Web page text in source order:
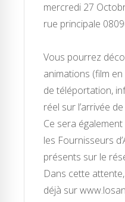
mercredi 27
rue principale
Vous pourrez
animations (film
de téléportation,
réel sur l’arrivée
Ce sera
les Fournisseurs
présents sur le
Dans cette
déjà sur